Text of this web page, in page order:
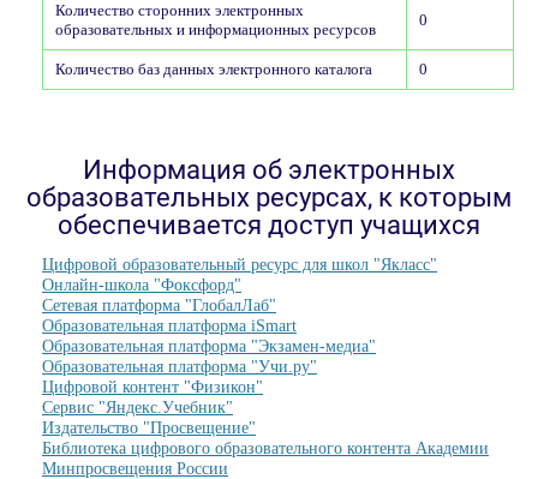
Количество сторонних электронных
образовательных и информационных ресурсов
0
Количество баз данных электронного каталога 0
Информация об электронных
образовательных ресурсах, к которым
обеспечивается доступ учащихся
Цифровой образовательный ресурс для школ "Якласс"
Онлайн-школа "Фоксфорд"
Сетевая платформа "ГлобалЛаб"
Образовательная платформа iSmart
Образовательная платформа "Экзамен-медиа"
Образовательная платформа "Учи.ру"
Цифровой контент "Физикон"
Сервис "Яндекс.Учебник"
Издательство "Просвещение"
Библиотека цифрового образовательного контента Академии
Минпросвещения России